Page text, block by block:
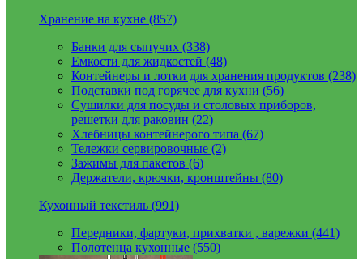
Хранение на кухне (857)
Банки для сыпучих (338)
Емкости для жидкостей (48)
Контейнеры и лотки для хранения продуктов (238)
Подставки под горячее для кухни (56)
Сушилки для посуды и столовых приборов,
решетки для раковин (22)
Хлебницы контейнерого типа (67)
Тележки сервировочные (2)
Зажимы для пакетов (6)
Держатели, крючки, кронштейны (80)
Кухонный текстиль (991)
Передники, фартуки, прихватки , варежки (441)
Полотенца кухонные (550)